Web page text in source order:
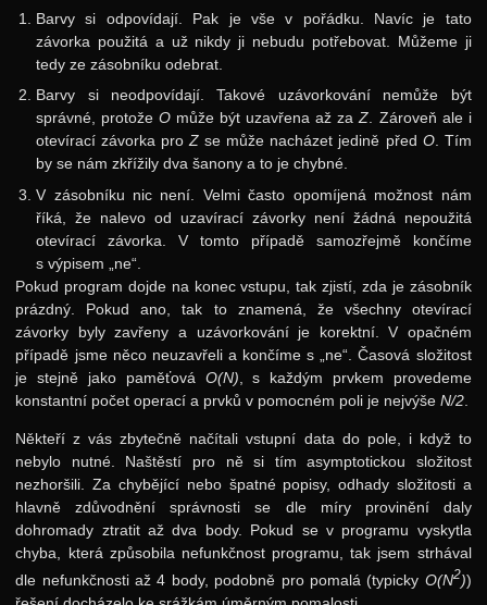
Barvy si odpovídají. Pak je vše v pořádku. Navíc je tato
závorka použitá a už nikdy ji nebudu potřebovat. Můžeme ji
tedy ze zásobníku odebrat.
Barvy si neodpovídají. Takové uzávorkování nemůže být
správné, protožeO může být uzavřena až zaZ. Zároveň ale i
otevírací závorka proZ se může nacházet jedině před O. Tím
by se nám zkřížily dva šanony a to je chybné.
V zásobníku nic není. Velmi často opomíjená možnost nám
říká, že nalevo od uzavírací závorky není žádná nepoužitá
otevírací závorka. V tomto případě samozřejmě končíme
s výpisem „ne“.
Pokud program dojde na konec vstupu, tak zjistí, zda je zásobník
prázdný. Pokud ano, tak to znamená, že všechny otevírací
závorky byly zavřeny a uzávorkování je korektní. V opačném
případě jsme něco neuzavřeli a končíme s „ne“. Časová složitost
je stejně jako paměťová O(N) , s každým prvkem provedeme
konstantní počet operací a prvků v pomocném poli je nejvýšeN/2
Někteří z vás zbytečně načítali vstupní data do pole, i když to
nebylo nutné. Naštěstí pro ně si tím asymptotickou složitost
nezhoršili. Za chybějící nebo špatné popisy, odhady složitosti a
hlavně zdůvodnění správnosti se dle míry provinění daly
dohromady ztratit až dva body. Pokud se v programu vyskytla
chyba, která způsobila nefunkčnost programu, tak jsem strhával
dle nefunkčnosti až 4 body, podobně pro pomalá (typicky O(N2))
9. ročník: 96/97
8. ročník: 95/96
6. ročník: 93/94
5. ročník: 92/93
4. ročník: 91/92
3. ročník: 90/91
2. ročník: 89/90
1. ročník: 88/89
0. ročník: 87/88
Síň slávy